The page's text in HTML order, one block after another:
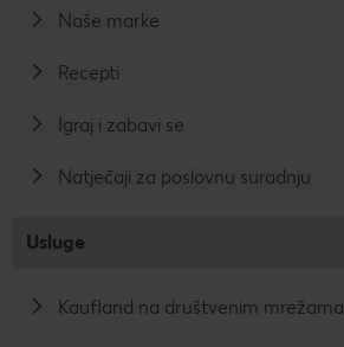
Naše marke
Recepti
Igraj i zabavi se
Natječaji za poslovnu suradnju
Usluge
Kaufland na društvenim mrežama